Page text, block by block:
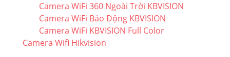
Camera WiFi 360 Ngoài Trời KBVISION
Camera WiFi Báo Động KBVISION
Camera WiFi KBVISION Full Color
Camera Wifi Hikvision